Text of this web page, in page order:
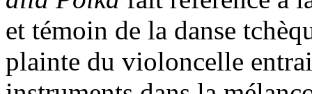
et témoin de la danse
plainte du violoncelle